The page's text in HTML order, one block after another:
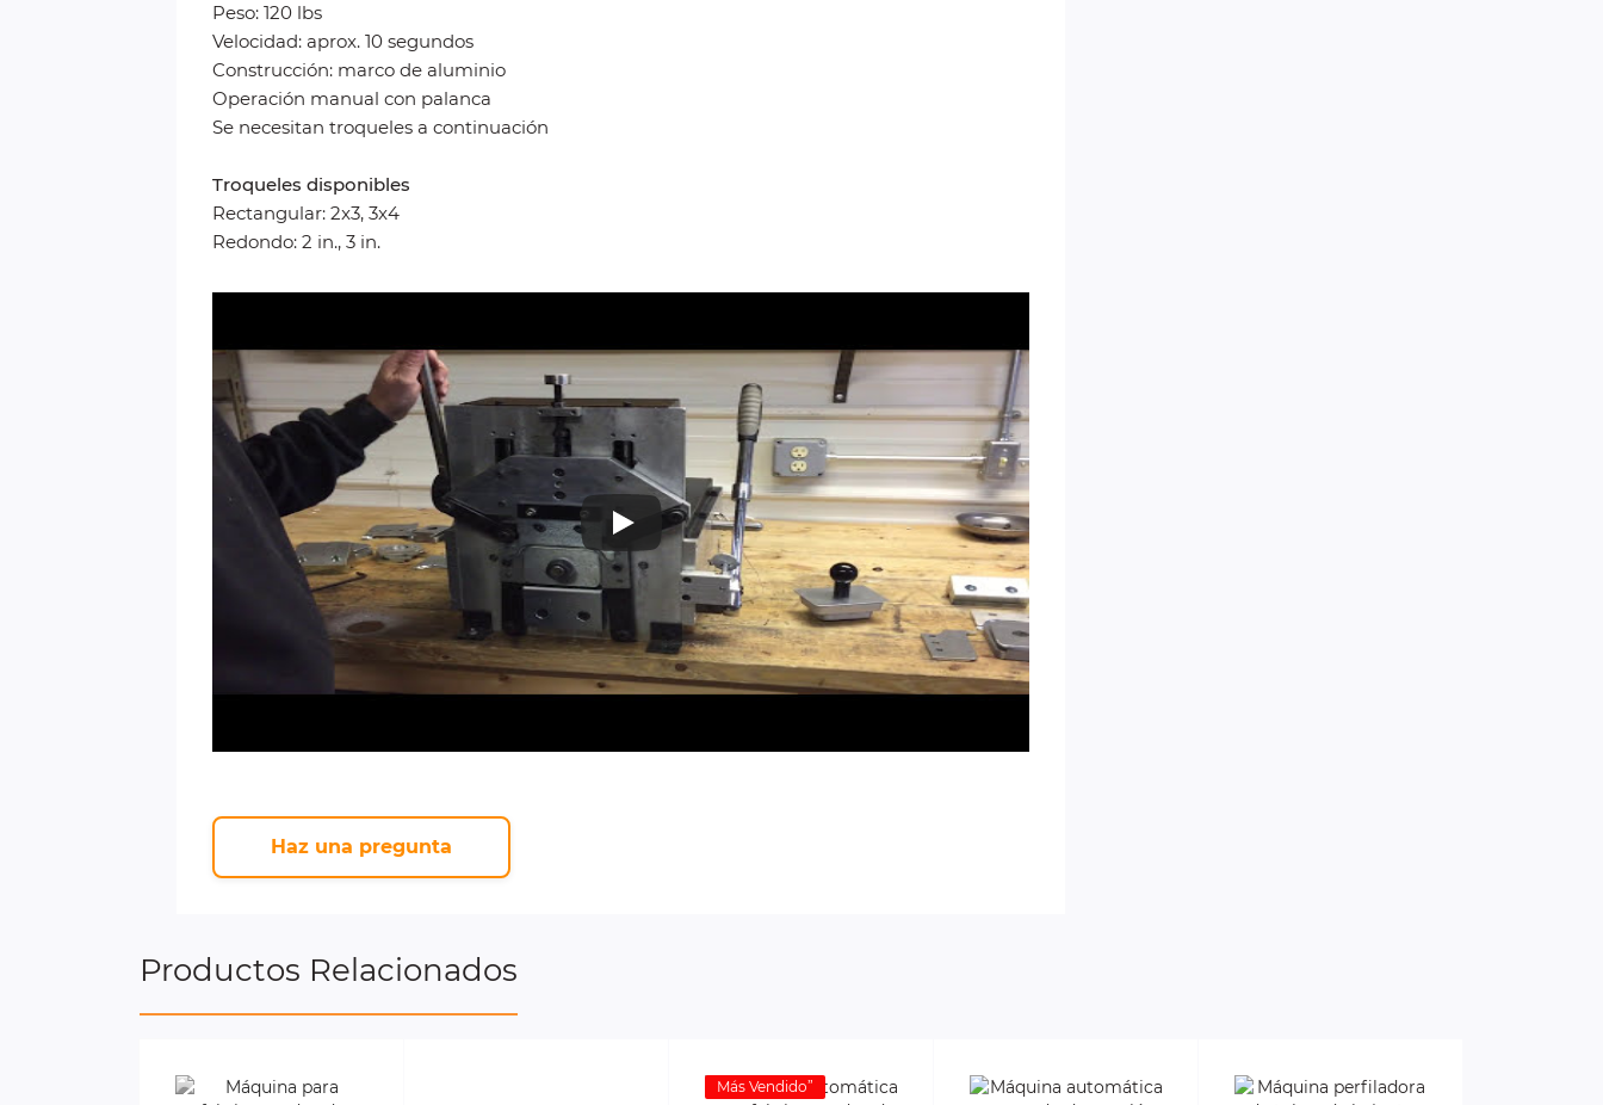
Peso: 120 lbs
Velocidad: aprox. 10 segundos
Construcción: marco de aluminio
Operación manual con palanca
Se necesitan troqueles a continuación
Troqueles disponibles
Rectangular: 2x3, 3x4
Redondo: 2 in., 3 in.
Haz una pregunta
Productos Relacionados
Más Vendido”